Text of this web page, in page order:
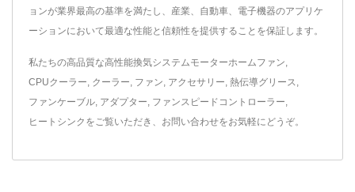
ョンが業界最高の基準を満たし、産業、自動車、電子機器のアプリケ
ーションにおいて最適な性能と信頼性を提供することを保証します。
私たちの高品質な高性能換気システムモーターホームファン,
CPUクーラー, クーラー, ファン, アクセサリー, 熱伝導グリース,
ファンケーブル, アダプター, ファンスピードコントローラー,
ヒートシンク をご覧いただき、 お問い合わせをお気軽にどうぞ。